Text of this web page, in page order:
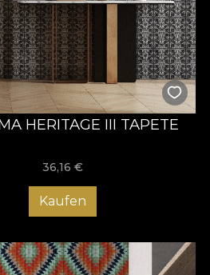
HERITAGE III TAPETE
36,16 €
Kaufen